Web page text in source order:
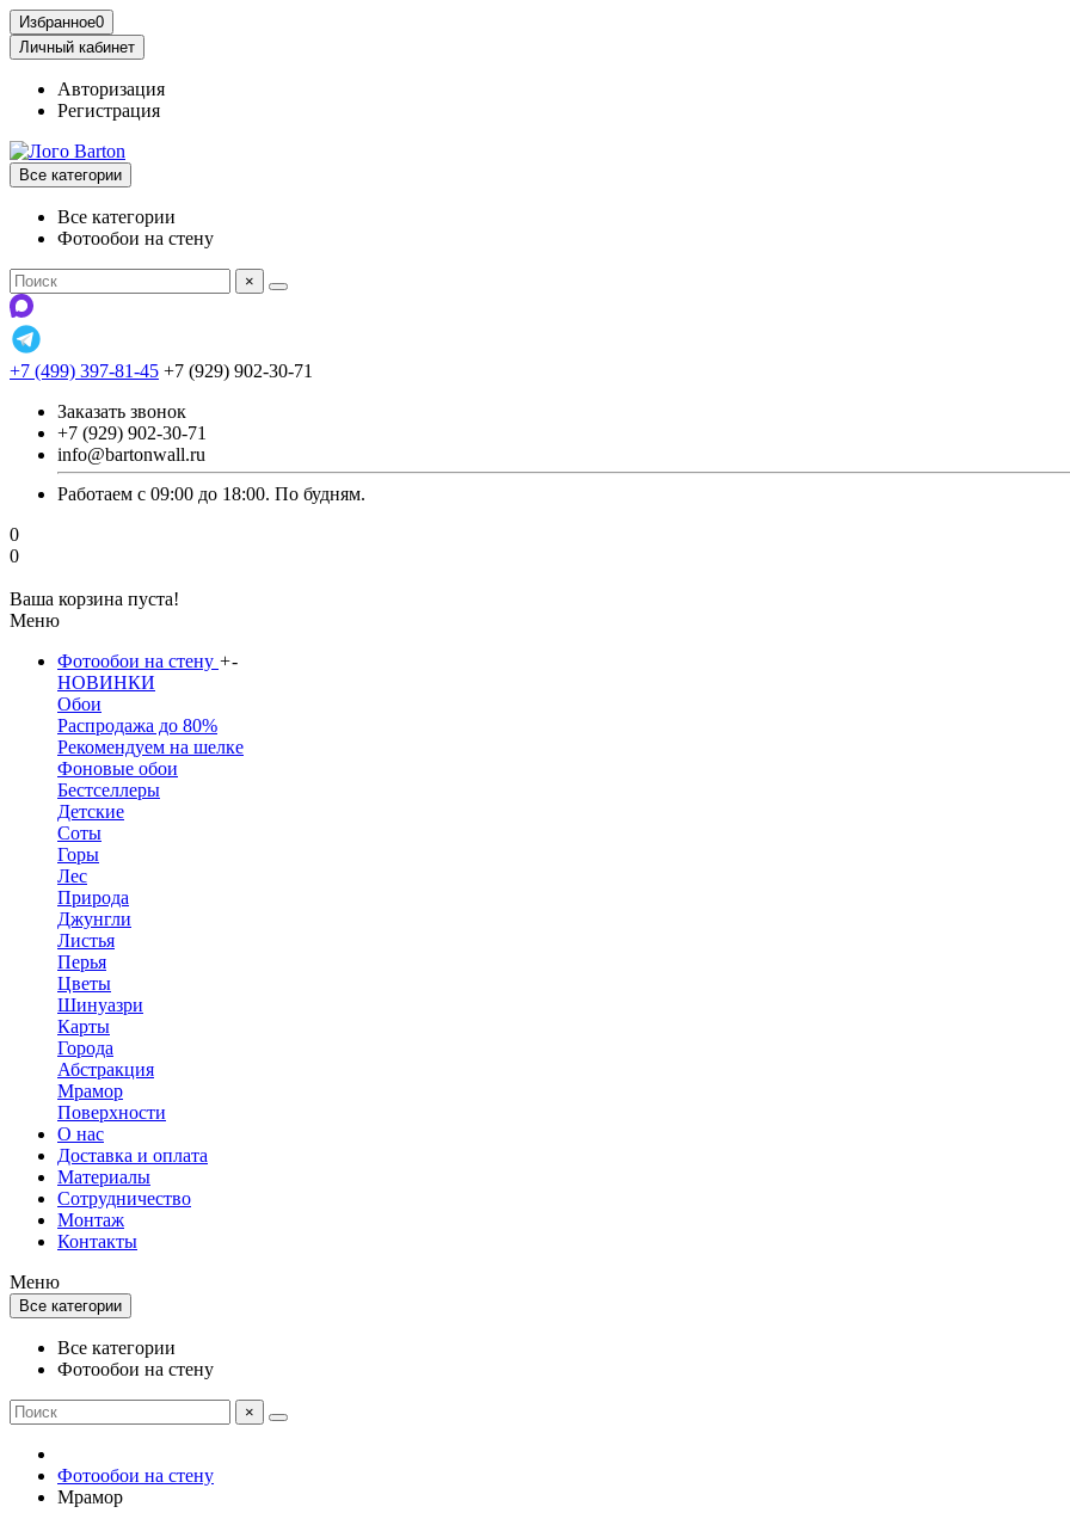
Избранное0
Личный кабинет
Авторизация
Регистрация
Все категории
Все категории
Фотообои на стену
×
+7 (499) 397-81-45 +7 (929) 902-30-71
Заказать звонок
+7 (929) 902-30-71
info@bartonwall.ru
Работаем с 09:00 до 18:00. По будням.
0
0
Ваша корзина пуста!
Меню
Фотообои на стену +-
НОВИНКИ
Обои
Распродажа до 80%
Рекомендуем на шелке
Фоновые обои
Бестселлеры
Детские
Соты
Горы
Лес
Природа
Джунгли
Листья
Перья
Цветы
Шинуазри
Карты
Города
Абстракция
Мрамор
Поверхности
О нас
Доставка и оплата
Материалы
Сотрудничество
Монтаж
Контакты
Меню
Все категории
Все категории
Фотообои на стену
×
Фотообои на стену
Мрамор